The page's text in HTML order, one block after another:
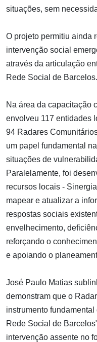
situações, sem
O projeto permitiu ainda
intervenção social
através da articulação
Rede Social de Barcelos.
Na área da capacitação
envolveu 117 entidades
94 Radares
um papel fundamental
situações de
Paralelamente, foi
recursos locais -
mapear e atualizar a
respostas sociais
envelhecimento,
reforçando o
e apoiando o
José Paulo Matias
demonstram que o
instrumento
Rede Social de
intervenção assente no